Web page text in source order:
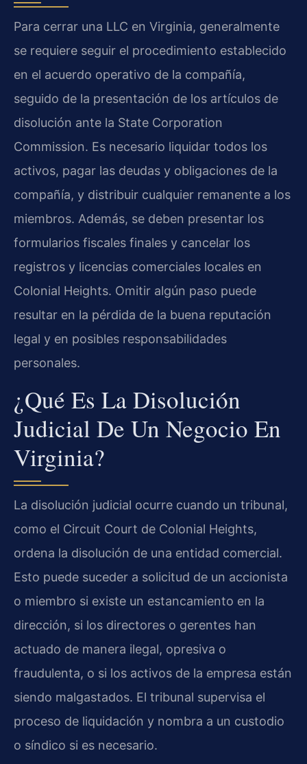
Para cerrar una LLC en Virginia, generalmente
se requiere seguir el procedimiento establecido
en el acuerdo operativo de la compañía,
seguido de la presentación de los artículos de
disolución ante la State Corporation
Commission. Es necesario liquidar todos los
activos, pagar las deudas y obligaciones de la
compañía, y distribuir cualquier remanente a los
miembros. Además, se deben presentar los
formularios fiscales finales y cancelar los
registros y licencias comerciales locales en
Colonial Heights. Omitir algún paso puede
resultar en la pérdida de la buena reputación
legal y en posibles responsabilidades
personales.
¿Qué Es La Disolución
Judicial De Un Negocio En
Virginia?
La disolución judicial ocurre cuando un tribunal,
como el Circuit Court de Colonial Heights,
ordena la disolución de una entidad comercial.
Esto puede suceder a solicitud de un accionista
o miembro si existe un estancamiento en la
dirección, si los directores o gerentes han
actuado de manera ilegal, opresiva o
fraudulenta, o si los activos de la empresa están
siendo malgastados. El tribunal supervisa el
proceso de liquidación y nombra a un custodio
o síndico si es necesario.